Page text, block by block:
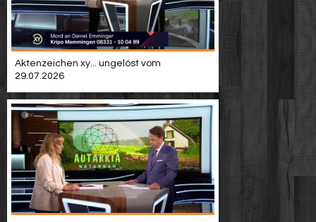
Aktenzeichen xy... ungelöst vom
29.07.2026